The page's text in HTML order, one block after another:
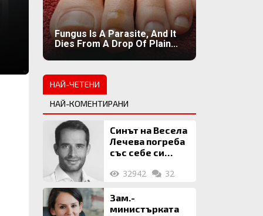
Fungus Is A Parasite, And It
Dies From A Drop Of Plain...
НАЙ-ЧЕТЕНИ
НАЙ-КОМЕНТИРАНИ
Синът на Весела
Лечева погреба
със себе си
млн. евро
32942 32
Зам.-
министърката